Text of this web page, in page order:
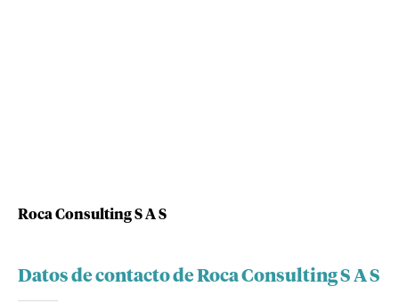
Roca Consulting S A S
Datos de contacto de Roca Consulting S A S